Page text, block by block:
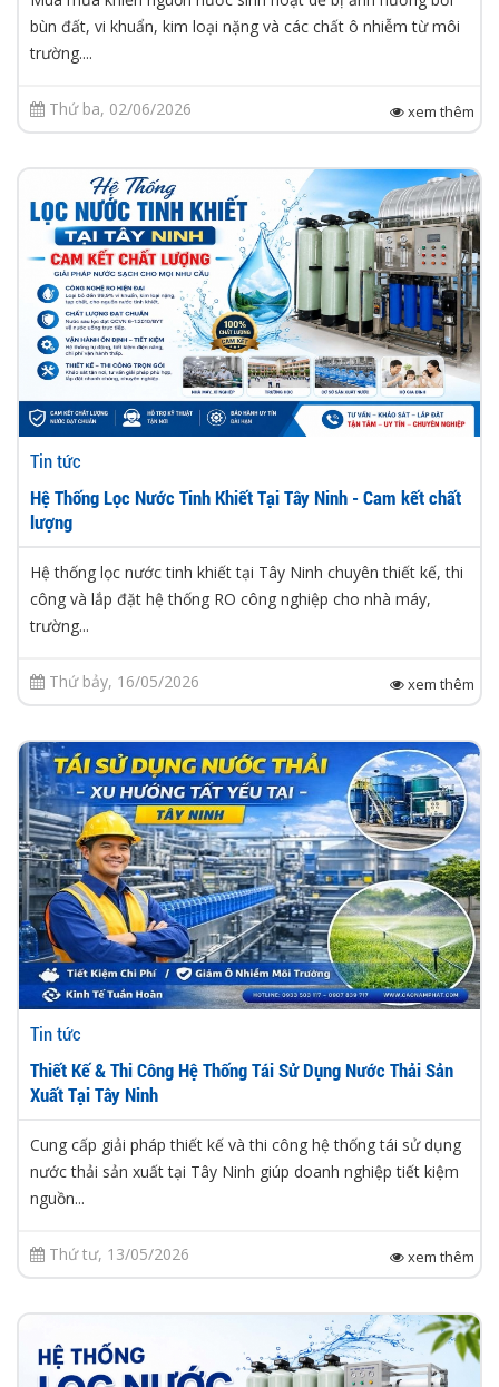
bùn đất, vi khuẩn, kim loại nặng và các chất ô nhiễm từ môi
trường....
Thứ ba, 02/06/2026 xem thêm
Tin tức
Hệ Thống Lọc Nước Tinh Khiết Tại Tây Ninh - Cam kết chất
lượng
Hệ thống lọc nước tinh khiết tại Tây Ninh chuyên thiết kế, thi
công và lắp đặt hệ thống RO công nghiệp cho nhà máy,
trường...
Thứ bảy, 16/05/2026 xem thêm
Tin tức
Thiết Kế & Thi Công Hệ Thống Tái Sử Dụng Nước Thải Sản
Xuất Tại Tây Ninh
Cung cấp giải pháp thiết kế và thi công hệ thống tái sử dụng
nước thải sản xuất tại Tây Ninh giúp doanh nghiệp tiết kiệm
nguồn...
Thứ tư, 13/05/2026 xem thêm